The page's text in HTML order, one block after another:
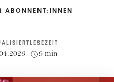
ABONNENT:INNEN
LESEZEIT
9 min